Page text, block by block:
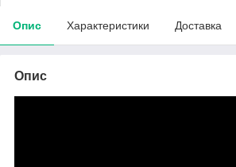
Опис Характеристики Доставка
Опис